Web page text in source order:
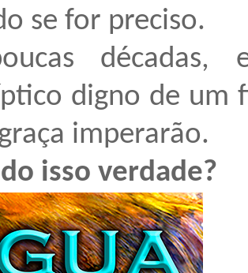
se for preciso.
décadas,
digno de
imperarão.
isso verdade?